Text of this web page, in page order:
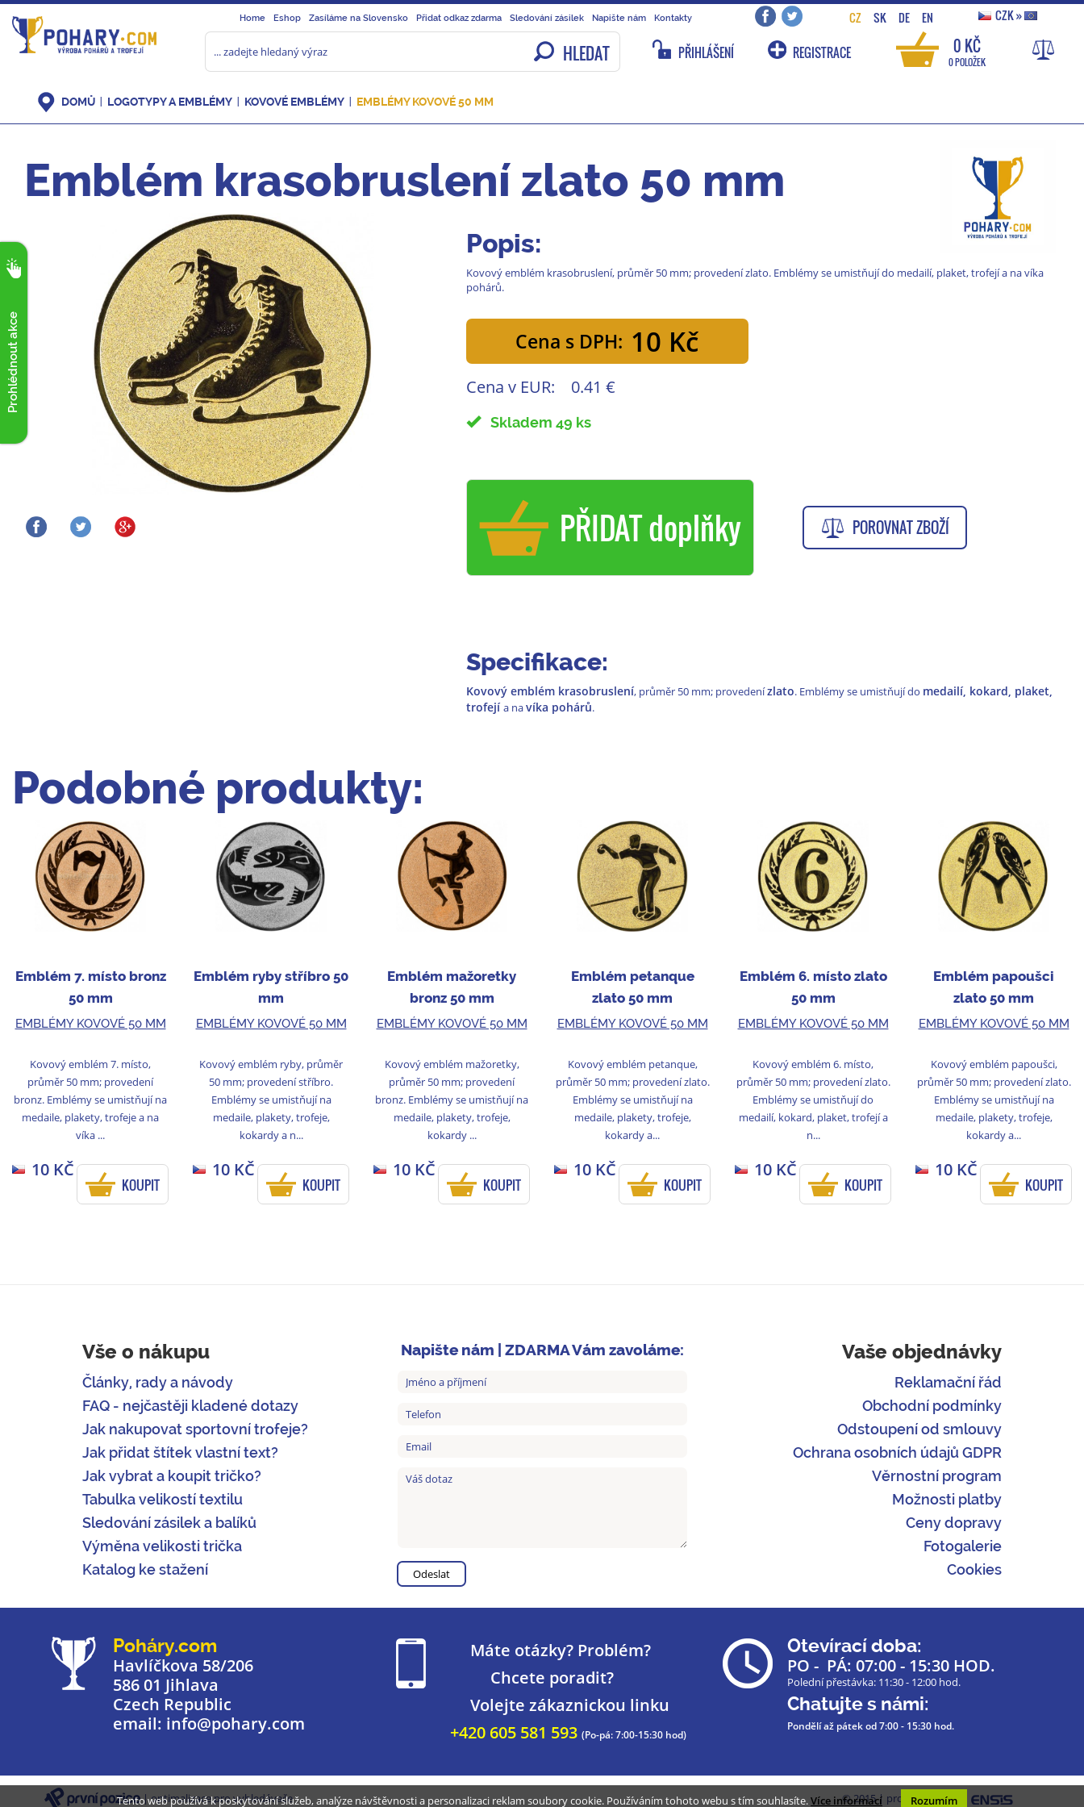
Home Eshop Zasíláme na Slovensko Přidat odkaz zdarma Sledování zásilek Napište nám Kontakty CZ SK DE EN CZK»
HLEDAT PŘIHLÁŠENÍ REGISTRACE 0 KČ
0 POLOŽEK
Prohlédnout akce
DOMŮ LOGOTYPY A EMBLÉMY KOVOVÉ EMBLÉMY EMBLÉMY KOVOVÉ 50 MM
Emblém krasobruslení zlato 50 mm
Popis:
Kovový emblém krasobruslení, průměr 50 mm; provedení zlato. Emblémy se umistňují do medailí, plaket, trofejí a na víka
pohárů.
Cena s DPH: 10 Kč
Cena v EUR: 0.41 €
Skladem 49 ks
PŘIDAT doplňky POROVNAT ZBOŽÍ
Specifikace:
Kovový emblém krasobruslení, průměr 50 mm; provedenízlato. Emblémy se umistňují do medailí, kokard, plaket,
trofejía navíka pohárů.
Podobné produkty:
Emblém 7. místo bronz
50 mm
EMBLÉMY KOVOVÉ 50 MM
Kovový emblém 7. místo,
průměr 50 mm; provedení
bronz. Emblémy se umistňují na
medaile, plakety, trofeje a na
víka ...
10 KČ
KOUPIT
Emblém ryby stříbro 50
mm
EMBLÉMY KOVOVÉ 50 MM
Kovový emblém ryby, průměr
50 mm; provedení stříbro.
Emblémy se umistňují na
medaile, plakety, trofeje,
kokardy a n...
10 KČ
KOUPIT
Emblém mažoretky
bronz 50 mm
EMBLÉMY KOVOVÉ 50 MM
Kovový emblém mažoretky,
průměr 50 mm; provedení
bronz. Emblémy se umistňují na
medaile, plakety, trofeje,
kokardy ...
10 KČ
KOUPIT
Emblém petanque
zlato 50 mm
EMBLÉMY KOVOVÉ 50 MM
Kovový emblém petanque,
průměr 50 mm; provedení zlato.
Emblémy se umistňují na
medaile, plakety, trofeje,
kokardy a...
10 KČ
KOUPIT
Emblém 6. místo zlato
50 mm
EMBLÉMY KOVOVÉ 50 MM
Kovový emblém 6. místo,
průměr 50 mm; provedení zlato.
Emblémy se umistňují do
medailí, kokard, plaket, trofejí a
n...
10 KČ
KOUPIT
Emblém papoušci
zlato 50 mm
EMBLÉMY KOVOVÉ 50 MM
Kovový emblém papoušci,
průměr 50 mm; provedení zlato.
Emblémy se umistňují na
medaile, plakety, trofeje,
kokardy a...
10 KČ
KOUPIT
Vše o nákupu
Články, rady a návody
FAQ - nejčastěji kladené dotazy
Jak nakupovat sportovní trofeje?
Jak přidat štítek vlastní text?
Jak vybrat a koupit tričko?
Tabulka velikostí textilu
Sledování zásilek a balíků
Výměna velikosti trička
Katalog ke stažení
Napište nám | ZDARMA Vám zavoláme: Vaše objednávky
Reklamační řád
Obchodní podmínky
Odstoupení od smlouvy
Ochrana osobních údajů GDPR
Věrnostní program
Možnosti platby
Ceny dopravy
Fotogalerie
Cookies
Poháry.com
Havlíčkova 58/206
586 01 Jihlava
Czech Republic
email: info@pohary.com
Máte otázky? Problém?
Chcete poradit?
Volejte zákaznickou linku
+420 605 581 593 (Po-pá: 7:00-15:30 hod)
Otevírací doba:
PO - PÁ: 07:00 - 15:30 HOD.
Polední přestávka: 11:30 - 12:00 hod.
Chatujte s námi:
Pondělí až pátekod 7:00 - 15:30 hod.
| optimalizace pro vyhledávače © 2015 | programmed by
Tento web používá k poskytování služeb, analýze návštěvnosti a personalizaci reklam soubory cookie. Používáním tohoto webu s tím souhlasíte.Více informací Rozumím